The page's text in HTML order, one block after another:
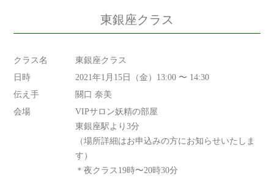
東銀座クラス
クラス名
東銀座クラス
日時
2021年1月15日（金）13:00 〜 14:30
伝え手
關口 奈美
会場
VIPサロン妖精の部屋
東銀座駅より3分
（場所詳細はお申込みの方にお知らせいたしま
す）
＊夜クラス19時〜20時30分